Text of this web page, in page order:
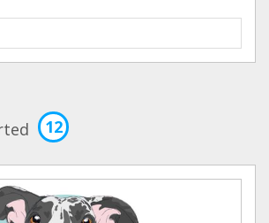
12